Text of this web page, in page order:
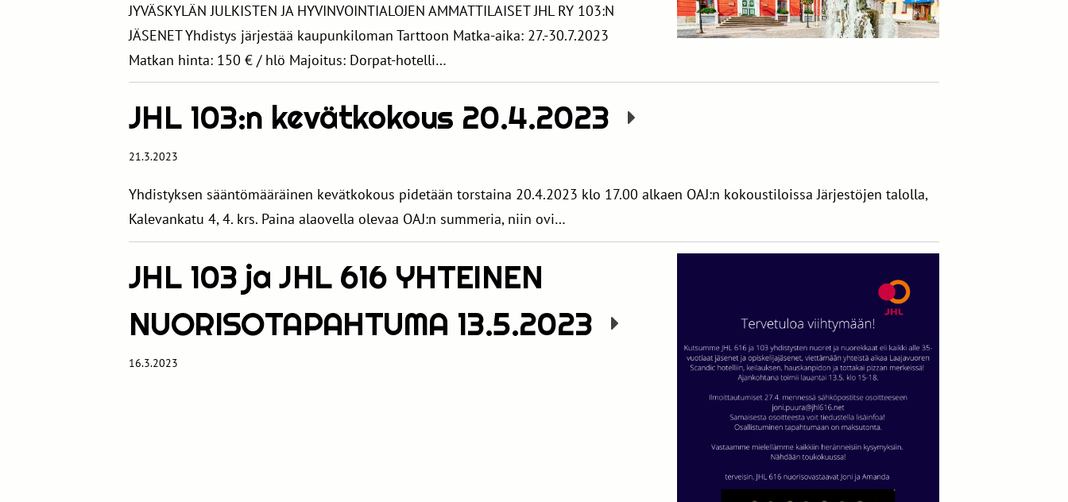
JYVÄSKYLÄN JULKISTEN JA HYVINVOINTIALOJEN AMMATTILAISET JHL RY 103:N
JÄSENET Yhdistys järjestää kaupunkiloman Tarttoon Matka-aika: 27.-30.7.2023
Matkan hinta: 150 € / hlö Majoitus: Dorpat-hotelli…
JHL 103:n kevätkokous 20.4.2023
21.3.2023
Yhdistyksen sääntömääräinen kevätkokous pidetään torstaina 20.4.2023 klo 17.00 alkaen OAJ:n kokoustiloissa Järjestöjen talolla,
Kalevankatu 4, 4. krs. Paina alaovella olevaa OAJ:n summeria, niin ovi…
JHL 103 ja JHL 616 YHTEINEN
NUORISOTAPAHTUMA 13.5.2023
16.3.2023